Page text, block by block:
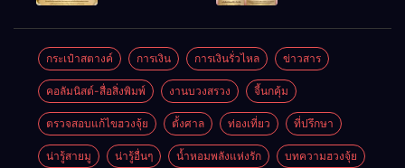
กระเป๋าสตางค์ การเงิน การเงินรั่วไหล ข่าวสาร
คอลัมนิสต์-สื่อสิ่งพิมพ์ งานบวงสรวง จี้นกคุ้ม
ตรวจสอบแก้ไขฮวงจุ้ย ตั้งศาล ท่องเที่ยว ที่ปรึกษา
น่ารู้สายมู น่ารู้อื่นๆ น้ำหอมพลังแห่งรัก บทความฮวงจุ้ย